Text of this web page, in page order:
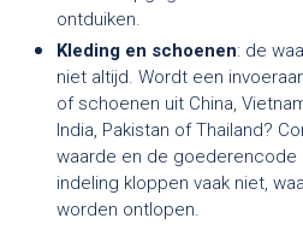
ontduiken.
Kleding en schoenen: de
niet altijd. Wordt een
of schoenen uit China,
India, Pakistan of Thailand?
waarde en de goederencode
indeling kloppen vaak niet,
worden ontlopen.